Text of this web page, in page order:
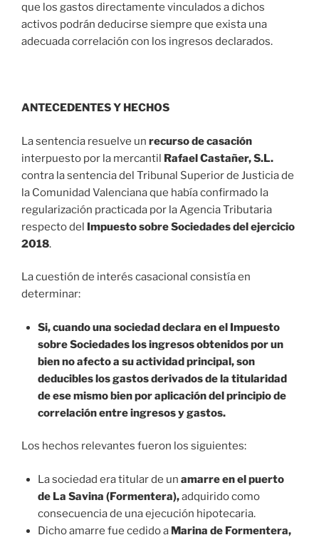
que los gastos directamente vinculados a dichos
activos podrán deducirse siempre que exista una
adecuada correlación con los ingresos declarados.
ANTECEDENTES Y HECHOS
La sentencia resuelve un recurso de casación
interpuesto por la mercantil Rafael Castañer, S.L.
contra la sentencia del Tribunal Superior de Justicia de
la Comunidad Valenciana que había confirmado la
regularización practicada por la Agencia Tributaria
respecto del Impuesto sobre Sociedades del ejercicio
2018.
La cuestión de interés casacional consistía en
determinar:
Si, cuando una sociedad declara en el Impuesto
sobre Sociedades los ingresos obtenidos por un
bien no afecto a su actividad principal, son
deducibles los gastos derivados de la titularidad
de ese mismo bien por aplicación del principio de
correlación entre ingresos y gastos.
Los hechos relevantes fueron los siguientes:
La sociedad era titular de un amarre en el puerto
de La Savina (Formentera),adquirido como
consecuencia de una ejecución hipotecaria.
Dicho amarre fue cedido a Marina de Formentera,